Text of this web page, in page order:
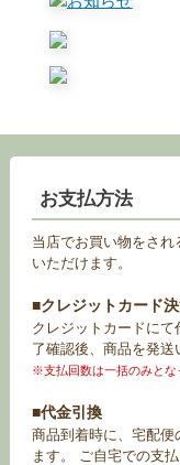
お支払方法
当店でお買い物をさ
いただけます。
■クレジットカード
クレジットカードに
了確認後、商品を発送
※支払回数は一括のみとな
■代金引換
商品到着時に、宅配便
ます。 ご自宅での支